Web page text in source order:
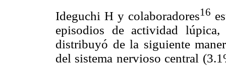
Ideguchi H y colaboradores16
episodios de actividad
distribuyó de la siguiente
del sistema nervioso central